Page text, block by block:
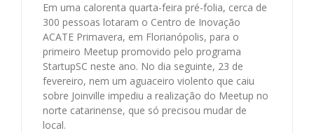
Em uma calorenta quarta-feira pré-folia, cerca de
300 pessoas lotaram o Centro de Inovação
ACATE Primavera, em Florianópolis, para o
primeiro Meetup promovido pelo programa
StartupSC neste ano. No dia seguinte, 23 de
fevereiro, nem um aguaceiro violento que caiu
sobre Joinville impediu a realização do Meetup no
norte catarinense, que só precisou mudar de
local.